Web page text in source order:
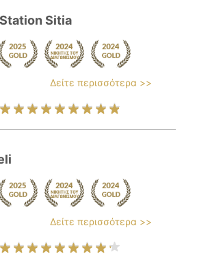
Sitia
Δείτε περισσότερα >>
Δείτε περισσότερα >>